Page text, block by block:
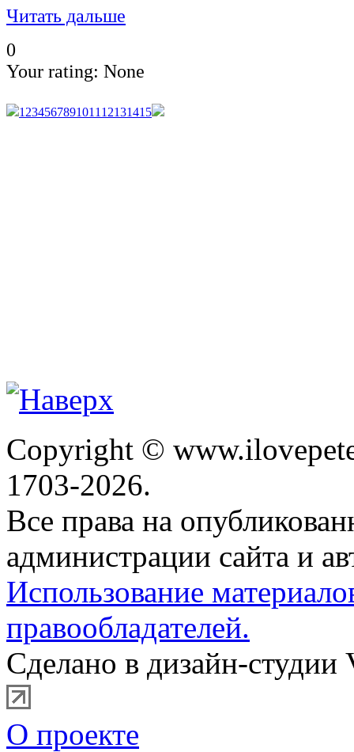
Читать дальше
0
Your rating: None
1 234567891011 12131415
Copyright ©
1703-2026.
Все права на
администрации сайта и
Использование
правообладателей.
Сделано в дизайн-студии
О проекте